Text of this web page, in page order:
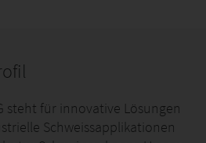
steht für innovative Lösungen
Schweissapplikationen